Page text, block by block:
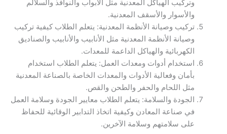
وتركيب الهياكل المعدنية مثل الأبواب والنوافذ والسلالم
والأسوار والأسقف المعدنية.
تركيب وصيانة الأنظمة المعدنية: يتعلم الطلاب كيفية تركيب
وصيانة الأنظمة المعدنية مثل الأنابيب والأنابيب والصناديق
الكهربائية والهياكل الداعمة للمعدات.
استخدام أدوات ومعدات العمل: يتعلم الطلاب استخدام
بأمان وفعالية الأدوات والمعدات الخاصة بالصناعة المعدنية
مثل اللحام والحفر والطحن والقص.
الجودة والسلامة: يتعلم الطلاب معايير الجودة وسلامة العمل
في صناعة المعادن وكيفية اتخاذ التدابير الوقائية للحفاظ
على سلامتهم وسلامة الآخرين.